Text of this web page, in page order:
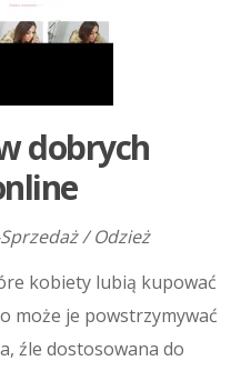
Szkoleniowe
Wnętrz
Łazienki
dobrych
/ Odzież
kobiety lubią kupować
może je powstrzymywać
źle dostosowana do